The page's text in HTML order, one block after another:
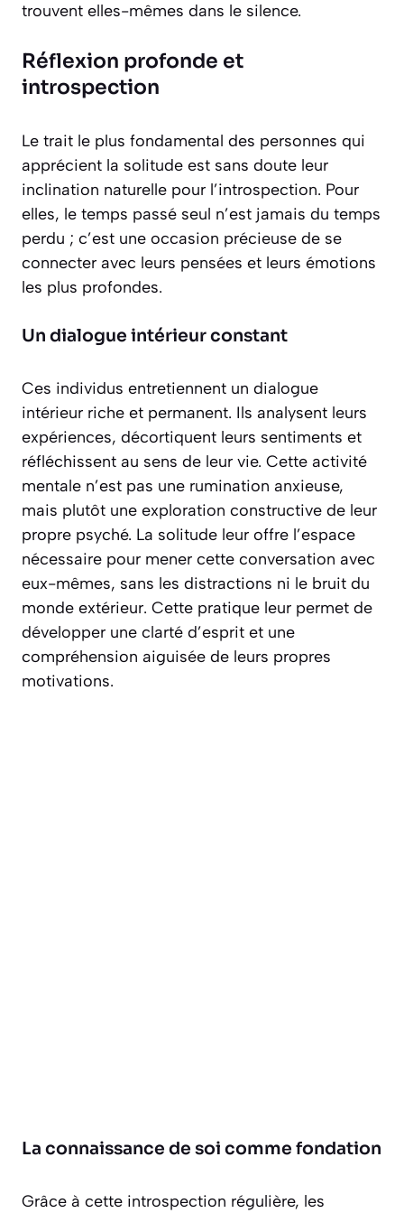
trouvent elles-mêmes dans le silence.
Réflexion profonde et
introspection
Le trait le plus fondamental des personnes qui
apprécient la solitude est sans doute leur
inclination naturelle pour l’introspection. Pour
elles, le temps passé seul n’est jamais du temps
perdu ; c’est une occasion précieuse de se
connecter avec leurs pensées et leurs émotions
les plus profondes.
Un dialogue intérieur constant
Ces individus entretiennent un dialogue
intérieur riche et permanent. Ils analysent leurs
expériences, décortiquent leurs sentiments et
réfléchissent au sens de leur vie. Cette activité
mentale n’est pas une rumination anxieuse,
mais plutôt une exploration constructive de leur
propre psyché. La solitude leur offre l’espace
nécessaire pour mener cette conversation avec
eux-mêmes, sans les distractions ni le bruit du
monde extérieur. Cette pratique leur permet de
développer une clarté d’esprit et une
compréhension aiguisée de leurs propres
motivations.
La connaissance de soi comme fondation
Grâce à cette introspection régulière, les